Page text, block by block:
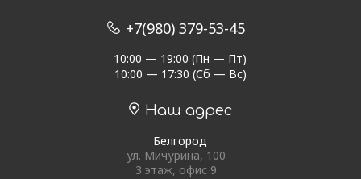
+7(980) 379-53-45
10:00 — 19:00 (Пн — Пт)
10:00 — 17:30 (Сб — Вс)
Наш адрес
Белгород
ул. Мичурина, 100
3 этаж, офис 9